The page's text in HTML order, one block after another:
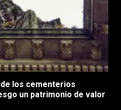
los cementerios
un patrimonio de valor